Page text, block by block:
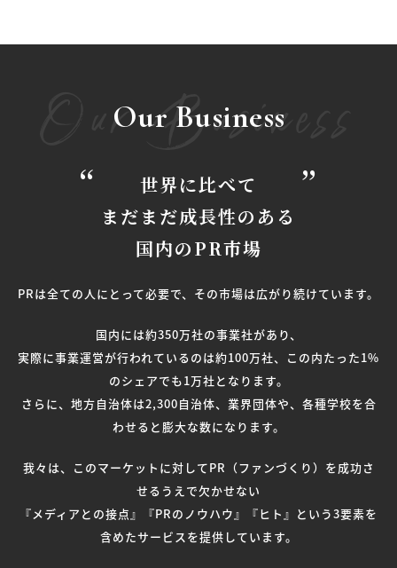
Our Business
Our Business
世界に比べて
まだまだ成長性のある
国内のPR市場
PRは全ての人にとって必要で、その市場は広がり続けています。
国内には約350万社の事業社があり、
実際に事業運営が行われているのは約100万社、この内たった1%
のシェアでも1万社となります。
さらに、地方自治体は2,300自治体、業界団体や、各種学校を合
わせると膨大な数になります。
我々は、このマーケットに対してPR（ファンづくり）を成功さ
せるうえで欠かせない
『メディアとの接点』『PRのノウハウ』『ヒト』という3要素を
含めたサービスを提供しています。